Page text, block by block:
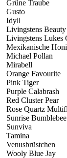
Grüne Traube
Gusto
Idyll
Livingstens Beauty
Livingstens Lukes
Mexikanische
Michael Pollan
Mirabell
Orange Favourite
Pink Tiger
Purple Calabrash
Red Cluster Pear
Rose Quartz
Sunrise Bumblebee
Sunviva
Tamina
Venusbrüstchen
Wooly Blue Jay